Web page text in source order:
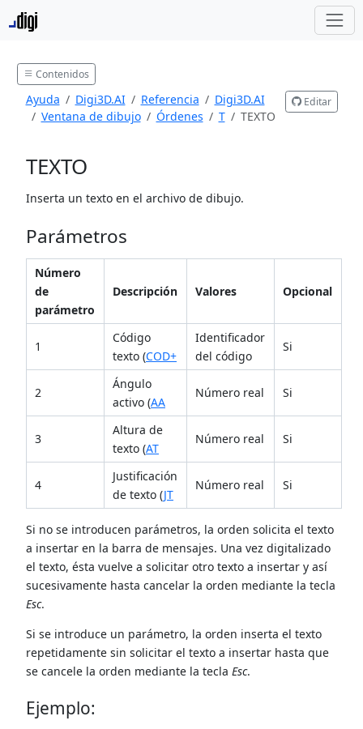
Contenidos
Ayuda Digi3D.AI Referencia
Digi3D.AI
Ventana de dibujo
Órdenes T TEXTO
Editar
TEXTO
Inserta un texto en el archivo de dibujo.
Parámetros
Número
de
parámetro
Descripción Valores Opcional
1
Código
texto (COD+
Identificador
del código
Si
2
Ángulo
activo (AA
Número real Si
3
Altura de
texto (AT
Número real Si
4
Justificación
de texto (JT
Número real Si
Si no se introducen parámetros, la orden solicita el texto
a insertar en la barra de mensajes. Una vez digitalizado
el texto, ésta vuelve a solicitar otro texto a insertar y así
sucesivamente hasta cancelar la orden mediante la tecla
Esc.
Si se introduce un parámetro, la orden inserta el texto
repetidamente sin solicitar el texto a insertar hasta que
se cancele la orden mediante la tecla Esc.
Ejemplo: